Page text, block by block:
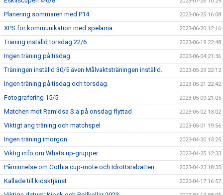
Planering sommaren med P14 2023-06-25 16:08
XPS för kommunikation med spelarna. 2023-06-20 12:16
Träning inställd torsdag 22/6 2023-06-19 22:48
Ingen träning på tisdag 2023-06-04 21:36
Träningen inställd 30/5 även Målvaktsträningen inställd. 2023-05-29 22:12
Ingen träning på tisdag och torsdag. 2023-05-21 22:42
Fotografering 15/5 2023-05-09 21:05
Matchen mot Ramlösa S:a på onsdag flyttad 2023-05-02 13:02
Viktigt ang träning och matchspel 2023-05-01 19:56
Ingen träning imorgon. 2023-04-30 13:25
Viktig info om Whats up-grupper 2023-04-25 12:33
Påminnelse om Gothia cup-möte och Idrottsrabatten 2023-04-23 18:35
Kallade till kiosktjänst 2023-04-17 16:57